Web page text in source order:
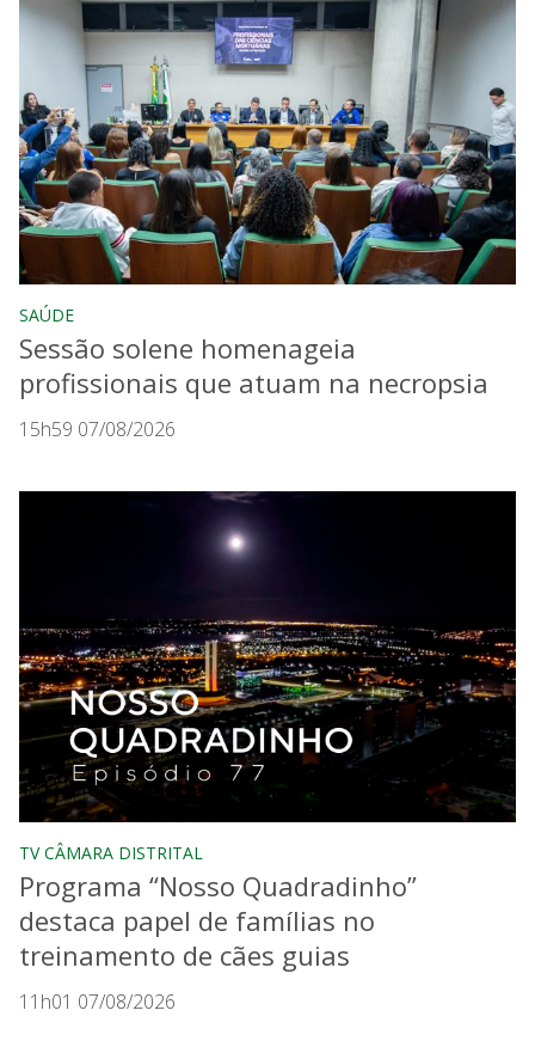
SAÚDE
Sessão solene homenageia
profissionais que atuam na necropsia
15h59 07/08/2026
TV CÂMARA DISTRITAL
Programa “Nosso Quadradinho”
destaca papel de famílias no
treinamento de cães guias
11h01 07/08/2026